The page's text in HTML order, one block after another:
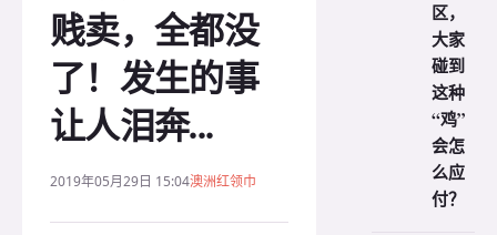
贱卖，全都没
了！发生的事
让人泪奔...
2019年05月29日 15:04澳洲红领巾
区，
大家
碰到
这种
“鸡”
会怎
么应
付？